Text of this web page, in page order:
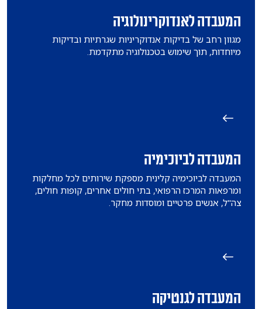
המעבדה לאנדוקרינולוגיה
מגוון רחב של בדיקות אנדוקריניות שגרתיות ובדיקות
מיוחדות, תוך שימוש בטכנולוגיה מתקדמת.
המעבדה לביוכימיה
המעבדה לביוכימיה קלינית מספקת שירותים לכל מחלקות
ומרפאות המרכז הרפואי, בתי חולים אחרים, קופות חולים,
צה"ל, אנשים פרטיים ומוסדות מחקר.
המעבדה לגנטיקה